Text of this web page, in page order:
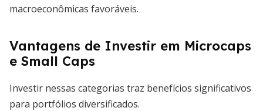
macroeconômicas favoráveis.
Vantagens de Investir em Microcaps
e Small Caps
Investir nessas categorias traz benefícios significativos
para portfólios diversificados.